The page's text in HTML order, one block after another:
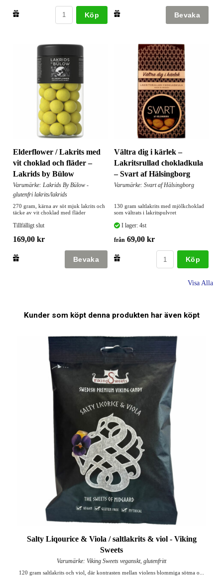
Köp
Elderflower / Lakrits med
vit choklad och fläder –
Lakrids by Bülow
Varumärke: Lakrids By Bülow -
glutenfri lakrits/lakrids
270 gram, kärna av söt mjuk lakrits och
täcke av vit choklad med fläder
Tillfälligt slut
169,00 kr
Vältra dig i kärlek –
Lakritsrullad chokladkula
– Svart af Hälsingborg
Varumärke: Svart af Hälsingborg
130 gram saltlakrits med mjölkchoklad
som vältrats i lakritspulvret
I lager: 4st
från 69,00 kr
Köp
Visa Alla
Kunder som köpt denna produkten har även köpt
Salty Liqourice & Viola / saltlakrits & viol - Viking
Sweets
Varumärke: Viking Sweets veganskt, glutenfritt
120 gram saltlakrits och viol, där kontrasten mellan violens blommiga sötma o...